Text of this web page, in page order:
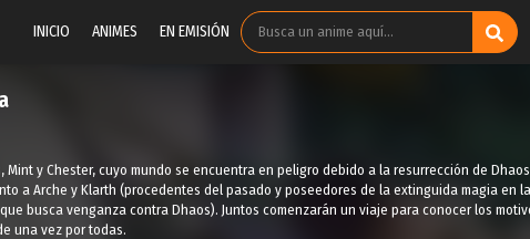
INICIO ANIMES EN EMISIÓN
Mint y Chester, cuyo mundo se encuentra en peligro debido a la resurrección de
a Arche y Klarth (procedentes del pasado y poseedores de la extinguida magia en
busca venganza contra Dhaos). Juntos comenzarán un viaje para conocer los
una vez por todas.